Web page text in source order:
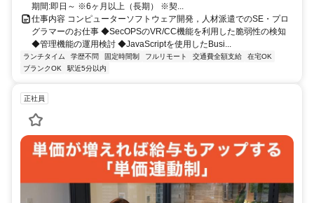
期間:即日～ ※6ヶ月以上（長期） ※契...
仕事内容 コンピューターソフトウェア開発，人材派遣でのSE・プロ
グラマーのお仕事 ◆SecOPSのVR/CC機能を利用した脆弱性の検知
◆管理機能の運用検討 ◆JavaScriptを使用したBusi...
ランチタイム 学歴不問 固定時間制 フルリモート 交通費全額支給
在宅OK
ブランクOK
駅近5分以内
正社員